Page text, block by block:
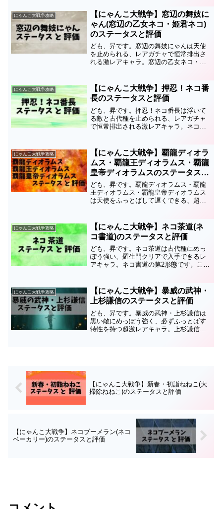
では道化の狼姫ディルのステータスと評
価についてまとめている...
にゃんこ大戦争攻略
【にゃんこ大戦争】窓辺の舞妓に
ゃん(窓辺の乙女ネコ・姫君ネコ)
のステータスと評価
ども、昇です。窓辺の舞妓にゃんは天使
を止められる、レアガチャで恒常排出さ
れる激レアキャラ。窓辺の乙女ネコ・窓
価についてまとめているので、育成の順
番や編成、キャッツアイ...
にゃんこ大戦争攻略
【にゃんこ大戦争】押忍！ネコ番
長のステータスと評価
ども、昇です。押忍！ネコ番長は浮いて
る敵と古代種を止められる、レアガチャ
で恒常排出される激レアキャラ。ネコ番
と評価についてまとめているので、育成
の順番や編成、キャッツ...
にゃんこ大戦争攻略
【にゃんこ大戦争】覇龍ディオラ
ムス・覇龍王ディオラムス・覇龍
皇帝ディオラムスのステータスと
評価
ども、昇です。覇龍ディオラムス・覇龍
王ディオラムス・覇龍皇帝ディオラムス
は天使をふっとばして遅くできる、超破
は覇龍ディオラムス・覇龍王ディオラム
ス・覇龍皇帝ディオラムス...
にゃんこ大戦争攻略
【にゃんこ大戦争】ネコ茶道(ネ
コ書道)のステータスと評価
ども、昇です。ネコ茶道は古代種にめっ
ぽう強い、羅生門クリアで入手できるレ
アキャラ。ネコ書道の第2形態です。この
や編成、キャッツアイを使うかどうかの
参考にしてください。ネ...
にゃんこ大戦争攻略
【にゃんこ大戦争】暴威の武神・
上杉謙信のステータスと評価
ども、昇です。暴威の武神・上杉謙信は
黒い敵にめっぽう強く、必ずふっとばす
特性を持つ超激レアキャラ。上杉謙信、
【にゃんこ大戦争】新春・初詣ねねこ(大
掃除ねねこ)のステータスと評価
【にゃんこ大戦争】ネコブーメラン(ネコ
ベーカリー)のステータスと評価